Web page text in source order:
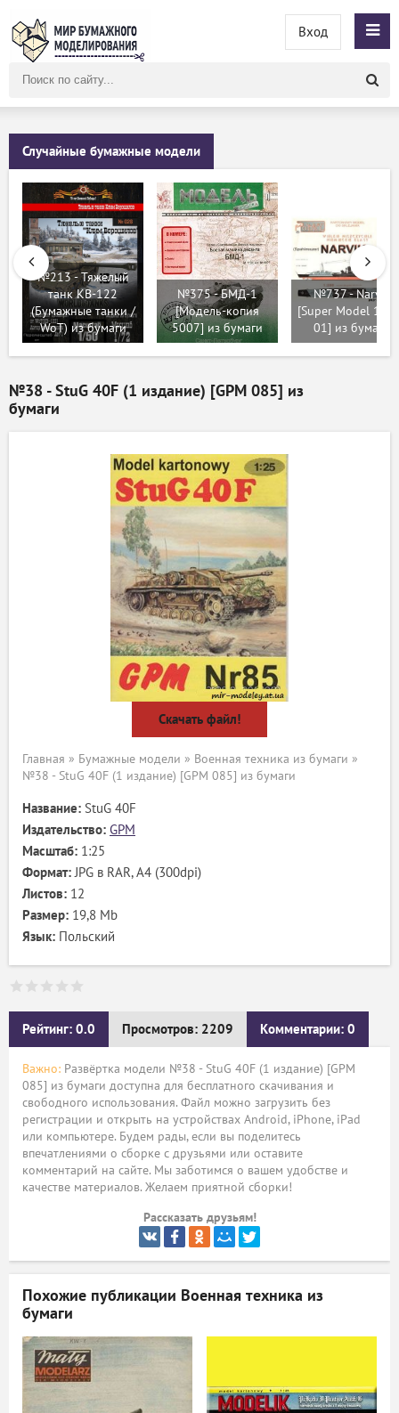
сайту
Вход
Случайные бумажные модели
№213 - Тяжелый
танк КВ-122
(Бумажные танки /
WoT) из бумаги
№375 - БМД-1
[Модель-копия
5007] из бумаги
№737 - Narvik
[Super Model
01] из бумаги
№38 - StuG 40F (1 издание) [GPM 085] из
бумаги
Скачать файл!
Главная » Бумажные модели » Военная техника из бумаги »
№38 - StuG 40F (1 издание) [GPM 085] из бумаги
Название: StuG 40F
Издательство: GPM
Масштаб: 1:25
Формат:JPG в RAR, А4 (300dpi)
Листов: 12
Размер: 19,8 Mb
Язык: Польский
Рейтинг: 0.0 Просмотров: 2209 Комментарии: 0
Важно: Развёртка модели №38 - StuG 40F (1 издание) [GPM
085] из бумаги доступна для бесплатного скачивания и
свободного использования. Файл можно загрузить без
регистрации и открыть на устройствах Android, iPhone, iPad
или компьютере. Будем рады, если вы поделитесь
впечатлениями о сборке с друзьями или оставите
комментарий на сайте. Мы заботимся о вашем удобстве и
качестве материалов. Желаем приятной сборки!
Рассказать друзьям!
Похожие публикации Военная техника из
бумаги